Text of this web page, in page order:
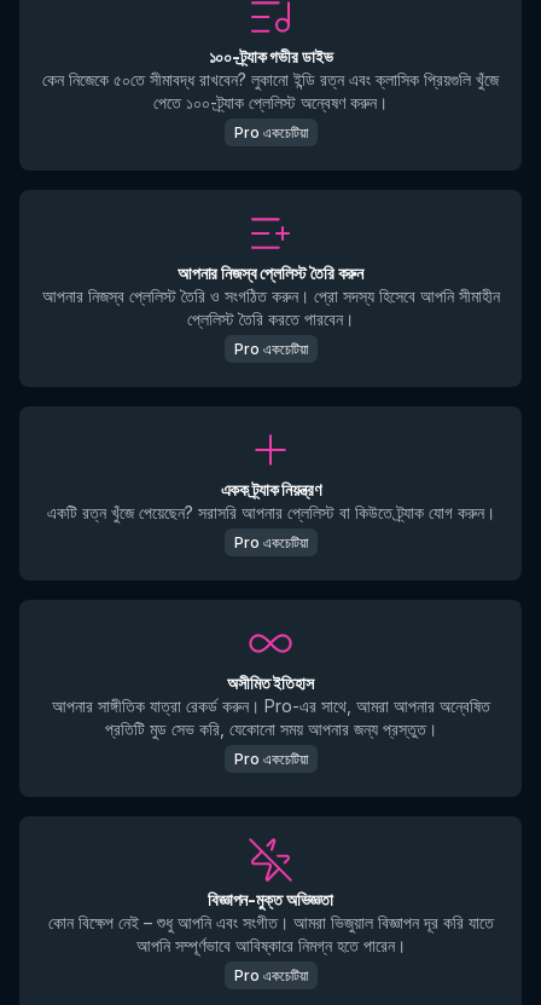
১০০-ট্র্যাক গভীর ডাইভ
কেন নিজেকে ৫০তে সীমাবদ্ধ রাখবেন? লুকানো ইন্ডি রত্ন এবং ক্লাসিক প্রিয়গুলি খুঁজে
পেতে ১০০-ট্র্যাক প্লেলিস্ট অন্বেষণ করুন।
Pro একচেটিয়া
আপনার নিজস্ব প্লেলিস্ট তৈরি করুন
আপনার নিজস্ব প্লেলিস্ট তৈরি ও সংগঠিত করুন। প্রো সদস্য হিসেবে আপনি সীমাহীন
প্লেলিস্ট তৈরি করতে পারবেন।
Pro একচেটিয়া
একক ট্র্যাক নিয়ন্ত্রণ
একটি রত্ন খুঁজে পেয়েছেন? সরাসরি আপনার প্লেলিস্ট বা কিউতে ট্র্যাক যোগ করুন।
Pro একচেটিয়া
অসীমিত ইতিহাস
আপনার সাঙ্গীতিক যাত্রা রেকর্ড করুন। Pro-এর সাথে, আমরা আপনার অন্বেষিত
প্রতিটি মুড সেভ করি, যেকোনো সময় আপনার জন্য প্রস্তুত।
Pro একচেটিয়া
বিজ্ঞাপন-মুক্ত অভিজ্ঞতা
কোন বিক্ষেপ নেই – শুধু আপনি এবং সংগীত। আমরা ভিজুয়াল বিজ্ঞাপন দূর করি যাতে
আপনি সম্পূর্ণভাবে আবিষ্কারে নিমগ্ন হতে পারেন।
Pro একচেটিয়া